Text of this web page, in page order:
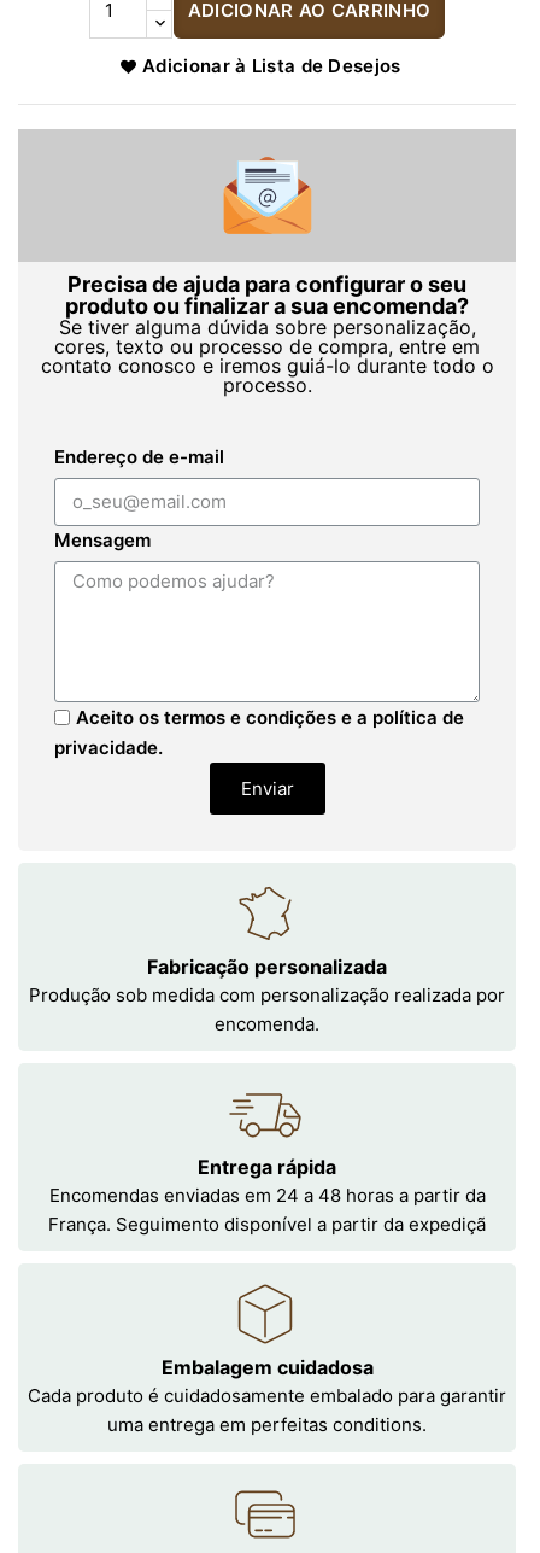
ADICIONAR AO CARRINHO
Adicionar à Lista de Desejos
Precisa de ajuda para configurar o seu
produto ou finalizar a sua encomenda?
Se tiver alguma dúvida sobre personalização,
cores, texto ou processo de compra, entre em
contato conosco e iremos guiá-lo durante todo o
processo.
Endereço de e-mail
Mensagem
Aceito os termos e condições e a política de
privacidade.
Enviar
Fabricação personalizada
Produção sob medida com personalização realizada por
encomenda.
Entrega rápida
Encomendas enviadas em 24 a 48 horas a partir da
França. Seguimento disponível a partir da expediçã
Embalagem cuidadosa
Cada produto é cuidadosamente embalado para garantir
uma entrega em perfeitas conditions.